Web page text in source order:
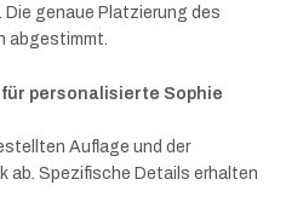
genaue Platzierung des
abgestimmt.
personalisierte Sophie
Auflage und der
ab. Spezifische Details erhalten